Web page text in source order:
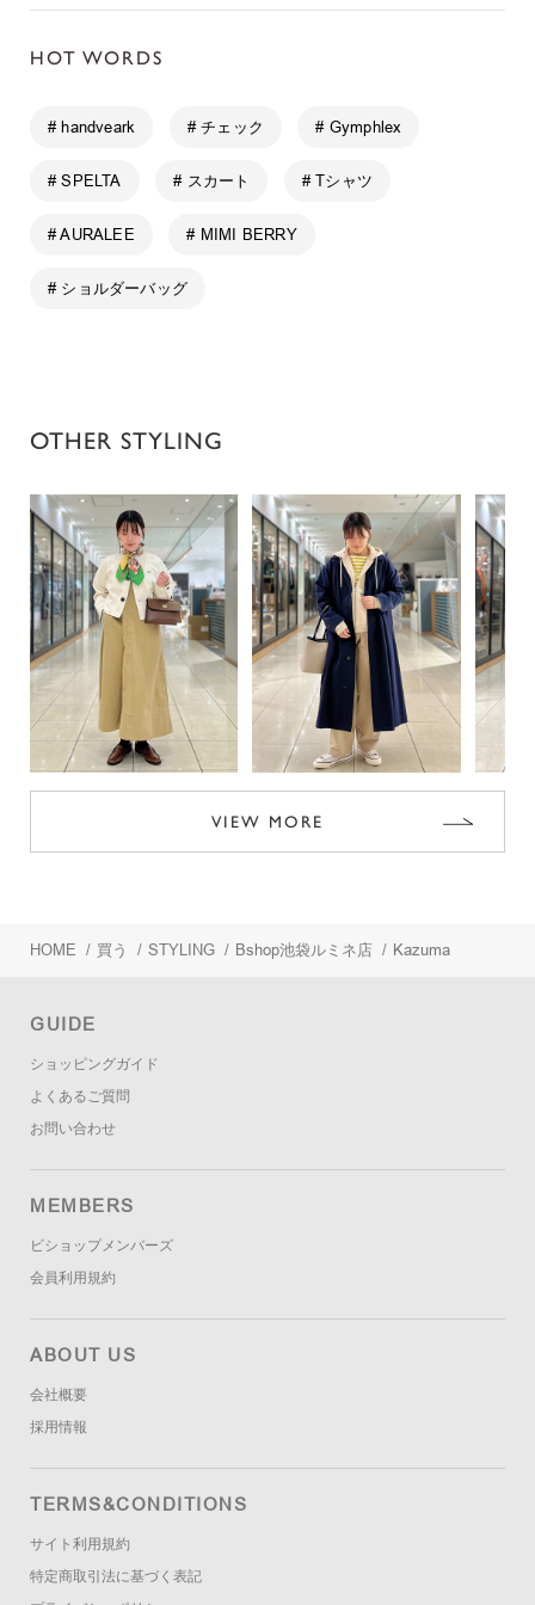
HOT WORDS
# handveark # チェック # Gymphlex
# SPELTA # スカート # Tシャツ
# AURALEE # MIMI BERRY
# ショルダーバッグ
OTHER STYLING
VIEW MORE
HOME / 買う / STYLING / Bshop池袋ルミネ店 / Kazuma
GUIDE
ショッピングガイド
よくあるご質問
お問い合わせ
MEMBERS
ビショップメンバーズ
会員利用規約
ABOUT US
会社概要
採用情報
TERMS&CONDITIONS
サイト利用規約
特定商取引法に基づく表記